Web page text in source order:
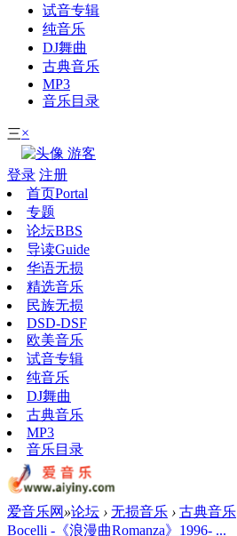
试音专辑
纯音乐
DJ舞曲
古典音乐
MP3
音乐目录
三×
游客
登录 注册
首页Portal
专题
论坛BBS
导读Guide
华语无损
精选音乐
民族无损
DSD-DSF
欧美音乐
试音专辑
纯音乐
DJ舞曲
古典音乐
MP3
音乐目录
爱音乐网 »论坛 › 无损音乐 › 古典音乐
Bocelli -《浪漫曲Romanza》1996- ...